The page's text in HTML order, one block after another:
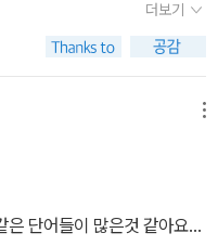
체라 가독성이 약간 떨어지
기다려야만 할 것 같은...
는 시기를 기다리고 있어요.
튼, 빨간 강렬한 표지에 201
식 두르고 나타난 기대의
의 유명세도 있지만 유명
포그래피로 공동 작업을 했
떻게 담아냈을까 하는 궁금
더보기
은 단어들이 많은것 같아요...